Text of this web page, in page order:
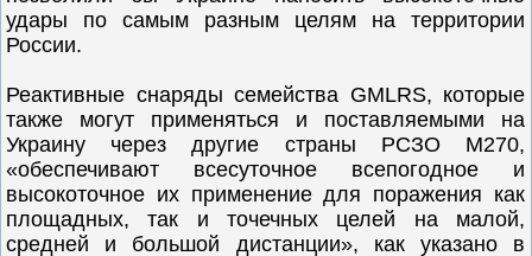
удары по самым разным целям на территории
России.
Реактивные снаряды семейства GMLRS, которые
также могут применяться и поставляемыми на
Украину через другие страны РСЗО M270,
«обеспечивают всесуточное всепогодное и
высокоточное их применение для поражения как
площадных, так и точечных целей на малой,
средней и большой дистанции», как указано в